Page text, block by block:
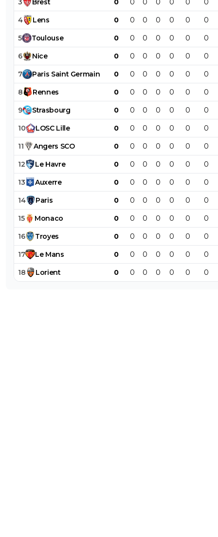
3 Brest 0 0 0 0 0 0 0
4 Lens 0 0 0 0 0 0 0
5 Toulouse 0 0 0 0 0 0 0
6 Nice 0 0 0 0 0 0 0
7 Paris Saint Germain 0 0 0 0 0 0 0
8 Rennes 0 0 0 0 0 0 0
9 Strasbourg 0 0 0 0 0 0 0
10 LOSC Lille 0 0 0 0 0 0 0
11 Angers SCO 0 0 0 0 0 0 0
12 Le Havre 0 0 0 0 0 0 0
13 Auxerre 0 0 0 0 0 0 0
14 Paris 0 0 0 0 0 0 0
15 Monaco 0 0 0 0 0 0 0
16 Troyes 0 0 0 0 0 0 0
17 Le Mans 0 0 0 0 0 0 0
18 Lorient 0 0 0 0 0 0 0